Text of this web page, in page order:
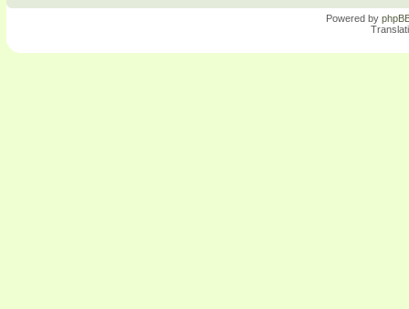
Powered by